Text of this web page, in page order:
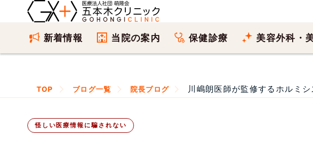
新着情報 当院の案内 保健診療 美容外科・
TOP ブログ一覧 院長ブログ 川嶋朗医師が監修するホルミ
怪しい医療情報に騙されない